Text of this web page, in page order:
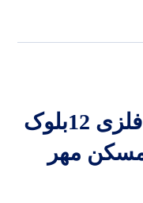
حمل و نصب اسکلت فلزی 12بلوک
مهر